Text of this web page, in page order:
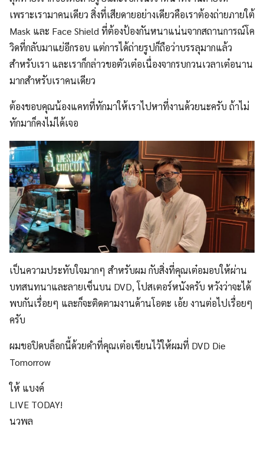
เพราะเรามาคนเดียว สิ่งที่เสียดายอย่างเดียวคือเราต้องถ่ายภายใต้
Mask และ Face Shield ที่ต้องป้องกันหนาแน่นจากสถานการณ์โค
วิดที่กลับมาแย่อีกรอบ แต่การได้ถ่ายรูปก็ถือว่าบรรลุมากแล้ว
สำหรับเรา และเราก็กล่าวขอตัวเต๋อเนื่องจากรบกวนเวลาเต๋อนาน
มากสำหรับเราคนเดียว
ต้องขอบคุณน้องแคทที่ทักมาให้เราไปหาที่งานด้วยนะครับ ถ้าไม่
ทักมาก็คงไม่ได้เจอ
เป็นความประทับใจมากๆ สำหรับผม กับสิ่งที่คุณเต๋อมอบให้ผ่าน
บทสนทนาและลายเซ็นบน DVD, โปสเตอร์หนังครับ หวังว่าจะได้
พบกันเรื่อยๆ และก็จะติดตามงานด้านโอตะ เอ้ย งานต่อไปเรื่อยๆ
ครับ
ผมขอปิดบล็อกนี้ด้วยคำที่คุณเต๋อเขียนไว้ให้ผมที่ DVD Die
Tomorrow
ให้ แบงค์
LIVE TODAY!
นวพล